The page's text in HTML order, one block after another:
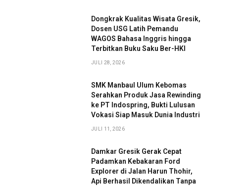
Dongkrak Kualitas Wisata Gresik,
Dosen USG Latih Pemandu
WAGOS Bahasa Inggris hingga
Terbitkan Buku Saku Ber-HKI
JULI 28, 2026
SMK Manbaul Ulum Kebomas
Serahkan Produk Jasa Rewinding
ke PT Indospring, Bukti Lulusan
Vokasi Siap Masuk Dunia Industri
JULI 11, 2026
Damkar Gresik Gerak Cepat
Padamkan Kebakaran Ford
Explorer di Jalan Harun Thohir,
Api Berhasil Dikendalikan Tanpa